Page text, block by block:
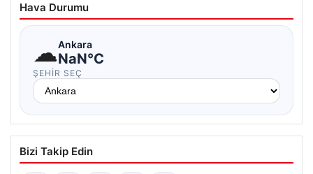
Hava Durumu
☁Ankara
NaN°C
ŞEHIR SEÇ
Bizi Takip Edin